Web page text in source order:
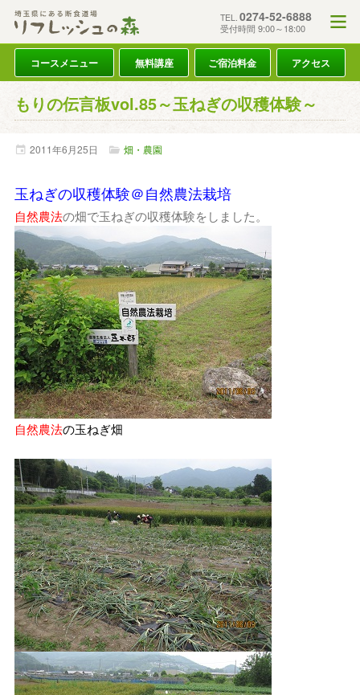
TEL. 0274-52-6888
受付時間 9:00～18:00
コースメニュー 無料講座 ご宿泊料金 アクセス
もりの伝言板vol.85～玉ねぎの収穫体験～
2011年6月25日 畑・農園
玉ねぎの収穫体験＠自然農法栽培
自然農法の畑で玉ねぎの収穫体験をしました。
自然農法の玉ねぎ畑